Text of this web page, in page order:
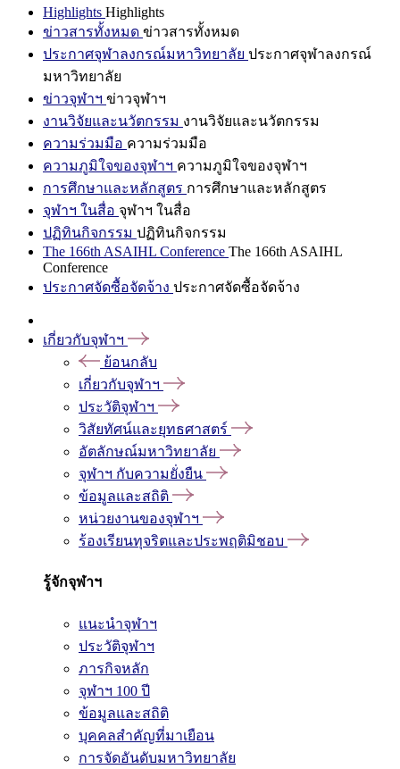
Highlights Highlights
ข่าวสารทั้งหมด ข่าวสารทั้งหมด
ประกาศจุฬาลงกรณ์มหาวิทยาลัย ประกาศจุฬาลงกรณ์
มหาวิทยาลัย
ข่าวจุฬาฯ ข่าวจุฬาฯ
งานวิจัยและนวัตกรรม งานวิจัยและนวัตกรรม
ความร่วมมือ ความร่วมมือ
ความภูมิใจของจุฬาฯ ความภูมิใจของจุฬาฯ
การศึกษาและหลักสูตร การศึกษาและหลักสูตร
จุฬาฯ ในสื่อ จุฬาฯ ในสื่อ
ปฏิทินกิจกรรม ปฏิทินกิจกรรม
The 166th ASAIHL Conference The 166th ASAIHL
Conference
ประกาศจัดซื้อจัดจ้าง ประกาศจัดซื้อจัดจ้าง
เกี่ยวกับจุฬาฯ
ย้อนกลับ
เกี่ยวกับจุฬาฯ
ประวัติจุฬาฯ
วิสัยทัศน์และยุทธศาสตร์
อัตลักษณ์มหาวิทยาลัย
จุฬาฯ กับความยั่งยืน
ข้อมูลและสถิติ
หน่วยงานของจุฬาฯ
ร้องเรียนทุจริตและประพฤติมิชอบ
รู้จักจุฬาฯ
แนะนำจุฬาฯ
ประวัติจุฬาฯ
ภารกิจหลัก
จุฬาฯ 100 ปี
ข้อมูลและสถิติ
บุคคลสำคัญที่มาเยือน
การจัดอันดับมหาวิทยาลัย